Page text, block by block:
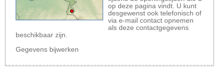
op deze pagina vindt. U kunt
desgewenst ook telefonisch of
via e-mail contact opnemen
als deze contactgegevens
beschikbaar zijn.
Gegevens bijwerken